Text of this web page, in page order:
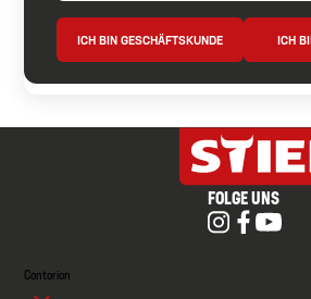
ICH BIN GESCHÄFTSKUNDE ICH
FOLGE UNS
Contorion